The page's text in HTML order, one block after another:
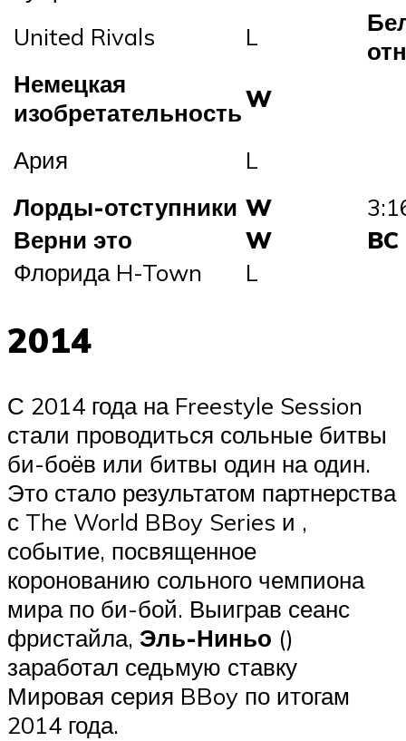
United Rivals
L
Немецкая
изобретательностьW
Ария
L
Лорды-отступники W
Верни это
W
Флорида H-Town
L
2014
С 2014 года на Freestyle Session
стали проводиться сольные битвы
би-боёв или битвы один на один.
Это стало результатом партнерства
с The World BBoy Series и ,
событие, посвященное
коронованию сольного чемпиона
мира по би-бой. Выиграв сеанс
фристайла, Эль-Ниньо ()
заработал седьмую ставку
Мировая серия BBoy по итогам
2014 года.